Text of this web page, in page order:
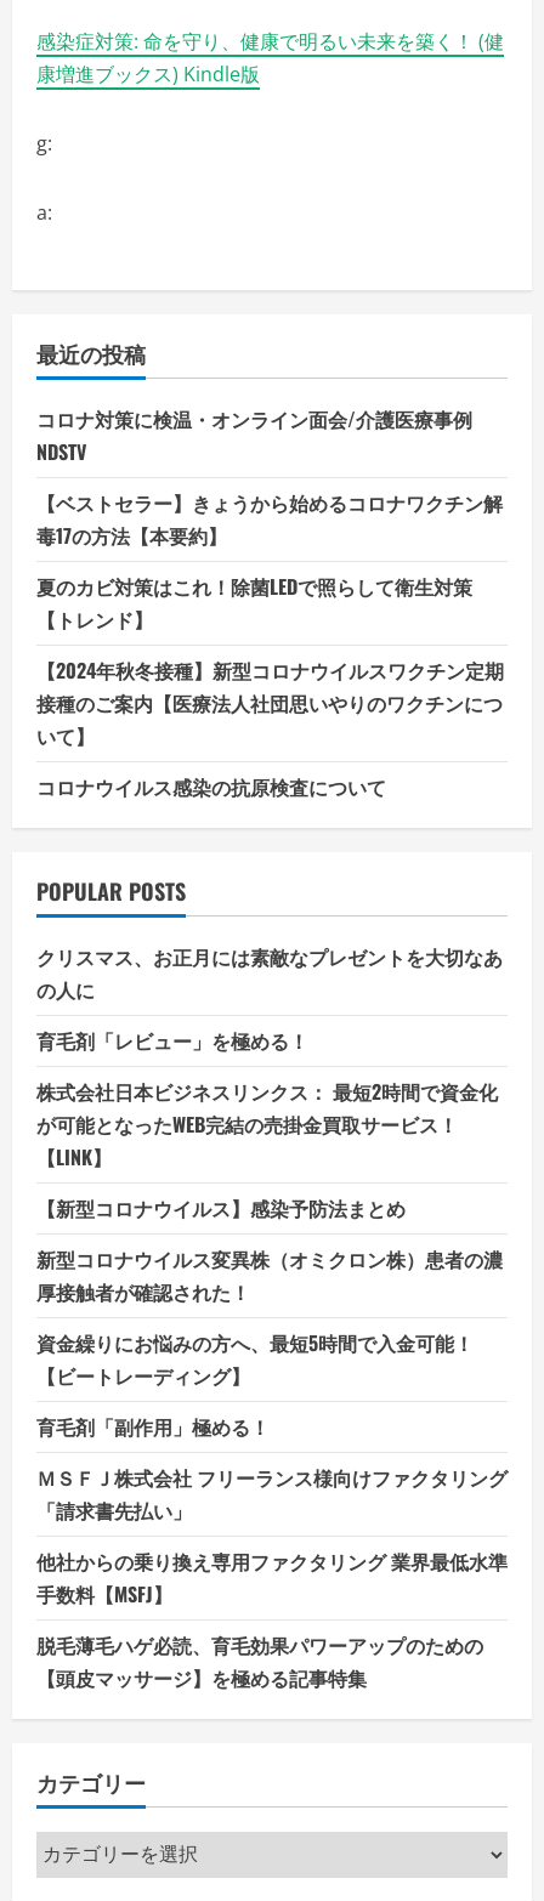
感染症対策: 命を守り、健康で明るい未来を築く！ (健
康増進ブックス) Kindle版
g:
a:
最近の投稿
コロナ対策に検温・オンライン面会/介護医療事例
NDSTV
【ベストセラー】きょうから始めるコロナワクチン解
毒17の方法【本要約】
夏のカビ対策はこれ！除菌LEDで照らして衛生対策
【トレンド】
【2024年秋冬接種】新型コロナウイルスワクチン定期
接種のご案内【医療法人社団思いやりのワクチンにつ
いて】
コロナウイルス感染の抗原検査について
POPULAR POSTS
クリスマス、お正月には素敵なプレゼントを大切なあ
の人に
育毛剤「レビュー」を極める！
株式会社日本ビジネスリンクス： 最短2時間で資金化
が可能となったWEB完結の売掛金買取サービス！
【LINK】
【新型コロナウイルス】感染予防法まとめ
新型コロナウイルス変異株（オミクロン株）患者の濃
厚接触者が確認された！
資金繰りにお悩みの方へ、最短5時間で入金可能！
【ビートレーディング】
育毛剤「副作用」極める！
ＭＳＦＪ株式会社 フリーランス様向けファクタリング
「請求書先払い」
他社からの乗り換え専用ファクタリング 業界最低水準
手数料【MSFJ】
脱毛薄毛ハゲ必読、育毛効果パワーアップのための
【頭皮マッサージ】を極める記事特集
カテゴリー
カ
テ